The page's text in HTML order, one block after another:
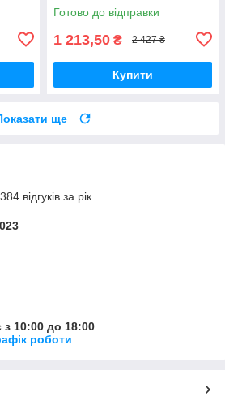
Готово до відправки
1 213,50 ₴ 2 427 ₴
Купити
ще
відгуків за рік
10:00 до 18:00
роботи